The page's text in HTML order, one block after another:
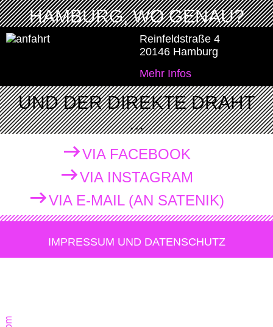
HAMBURG, WO GENAU?
Reinfeldstraße 4
20146 Hamburg
Mehr Infos
UND DER DIREKTE DRAHT
...
VIA FACEBOOK
VIA INSTAGRAM
VIA E-MAIL (AN SATENIK)
IMPRESSUM UND DATENSCHUTZ